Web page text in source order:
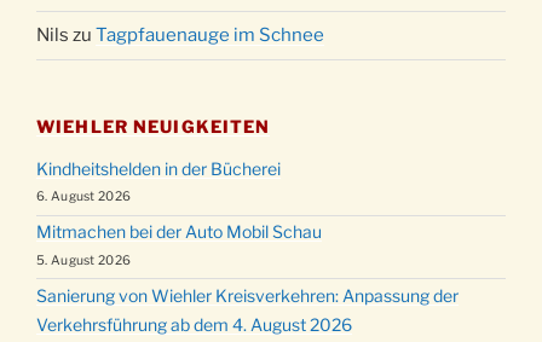
Nils zu Tagpfauenauge im Schnee
WIEHLER NEUIGKEITEN
Kindheitshelden in der Bücherei
6. August 2026
Mitmachen bei der Auto Mobil Schau
5. August 2026
Sanierung von Wiehler Kreisverkehren: Anpassung der
Verkehrsführung ab dem 4. August 2026